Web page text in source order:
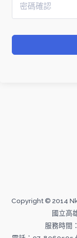
Copyright © 2014
國立高
服務時間